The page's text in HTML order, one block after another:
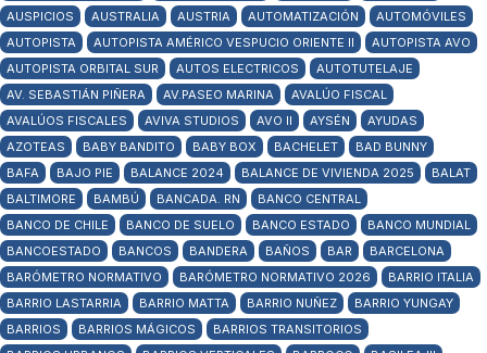
AUSPICIOS
AUSTRALIA AUSTRIA AUTOMATIZACIÓN
AUTOMÓVILES
AUTOPISTA
AUTOPISTA AMÉRICO VESPUCIO ORIENTE II
AUTOPISTA AVO
AUTOPISTA ORBITAL SUR
AUTOS ELECTRICOS
AUTOTUTELAJE
AV. SEBASTIÁN PIÑERA
AV.PASEO MARINA
AVALÚO FISCAL
AVALÚOS FISCALES
AVIVA STUDIOS AVO II AYSÉN
AYUDAS
AZOTEAS
BABY BANDITO BABY BOX BACHELET
BAD BUNNY
BAFA
BAJO PIE BALANCE 2024 BALANCE DE VIVIENDA 2025
BALAT
BALTIMORE
BAMBÚ BANCADA. RN
BANCO CENTRAL
BANCO DE CHILE
BANCO DE SUELO BANCO ESTADO
BANCO MUNDIAL
BANCOESTADO
BANCOS BANDERA BAÑOS BAR
BARCELONA
BARÓMETRO NORMATIVO
BARÓMETRO NORMATIVO 2026
BARRIO ITALIA
BARRIO LASTARRIA
BARRIO MATTA BARRIO NUÑEZ
BARRIO YUNGAY
BARRIOS
BARRIOS MÁGICOS
BARRIOS TRANSITORIOS